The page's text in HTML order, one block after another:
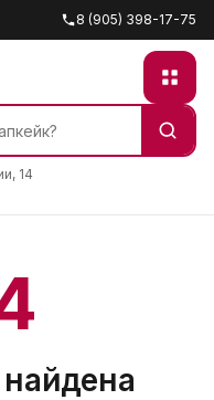
8 (905) 398-17-75
14